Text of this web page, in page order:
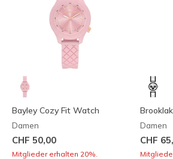
Bayley Cozy Fit Watch
Damen
CHF 50,00
Mitglieder erhalten 20%.
Damen
CHF